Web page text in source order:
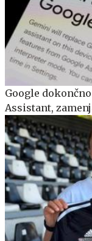
Google
Assistant,